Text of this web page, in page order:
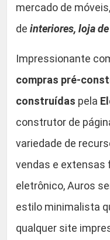
r
e
T
h
m
e
q
a
n
t
mercado de
de interiores, loja
Impressionante
compras pré-
construídas pela
construtor de
variedade de
vendas e extensas
eletrônico, Auros
estilo minimalista
qualquer site